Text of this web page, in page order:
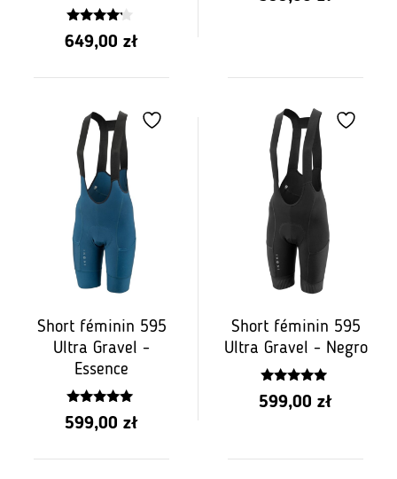
4.00
z 5
649,00 zł
Short féminin 595
Ultra Gravel -
Essence
5.00
z 5
599,00 zł
Short féminin 595
Ultra Gravel - Negro
4.75
z 5
599,00 zł